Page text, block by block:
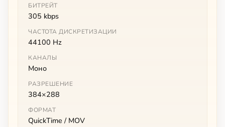
БИТРЕЙТ
305 kbps
ЧАСТОТА ДИСКРЕТИЗАЦИИ
44100 Hz
КАНАЛЫ
Моно
РАЗРЕШЕНИЕ
384×288
ФОРМАТ
QuickTime / MOV